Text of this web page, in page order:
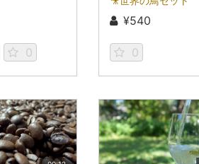
0
¥540
0